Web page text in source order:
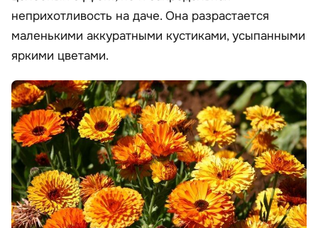
неприхотливость на даче. Она разрастается
маленькими аккуратными кустиками, усыпанными
яркими цветами.